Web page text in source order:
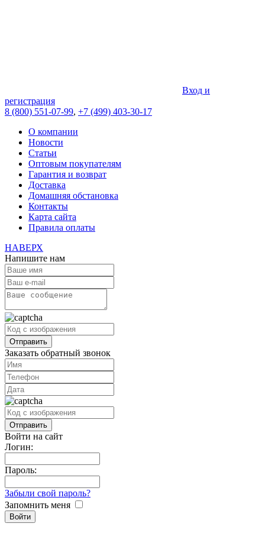
Вход и
регистрация
8 (800) 551-07-99, +7 (499) 403-30-17
О компании
Новости
Статьи
Оптовым покупателям
Гарантия и возврат
Доставка
Домашняя обстановка
Контакты
Карта сайта
Правила оплаты
НАВЕРХ
Напишите нам
Заказать обратный звонок
Войти на сайт
Логин:
Пароль:
Забыли свой пароль?
Запомнить меня